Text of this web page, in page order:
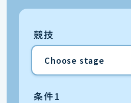
競技
条件1